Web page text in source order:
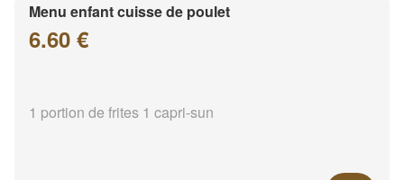
Menu enfant cuisse de poulet
6.60 €
1 portion de frites 1 capri-sun